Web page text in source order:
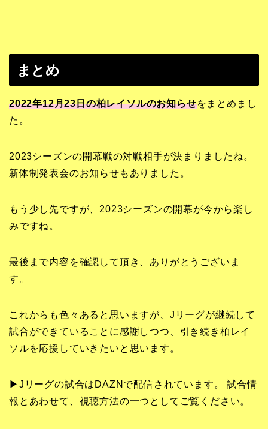
まとめ
2022年12月23日の柏レイソルのお知らせをまとめまし
た。
2023シーズンの開幕戦の対戦相手が決まりましたね。
新体制発表会のお知らせもありました。
もう少し先ですが、2023シーズンの開幕が今から楽し
みですね。
最後まで内容を確認して頂き、ありがとうございま
す。
これからも色々あると思いますが、Jリーグが継続して
試合ができていることに感謝しつつ、引き続き柏レイ
ソルを応援していきたいと思います。
▶Jリーグの試合はDAZNで配信されています。 試合情
報とあわせて、視聴方法の一つとしてご覧ください。